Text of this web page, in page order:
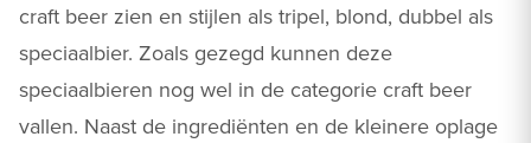
craft beer zien en stijlen als tripel, blond, dubbel als
speciaalbier. Zoals gezegd kunnen deze
speciaalbieren nog wel in de categorie craft beer
vallen. Naast de ingrediënten en de kleinere oplage